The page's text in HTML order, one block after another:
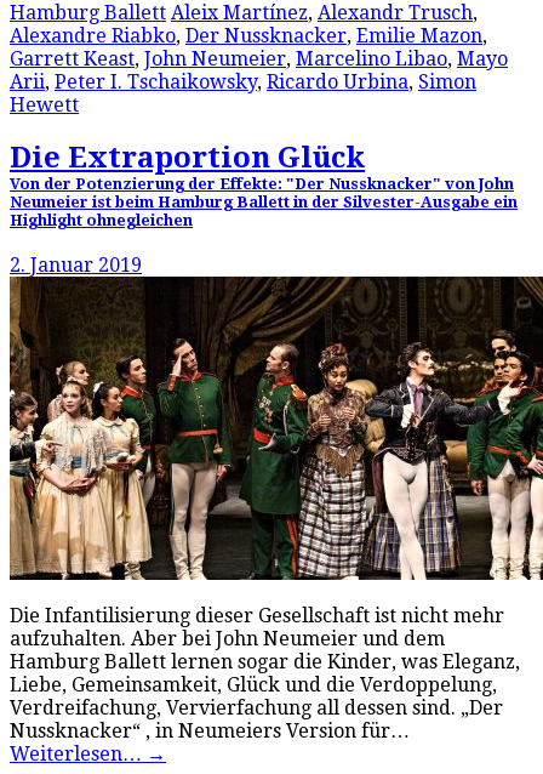
Hamburg Ballett Aleix Martínez, Alexandr Trusch,
Alexandre Riabko, Der Nussknacker, Emilie Mazon,
Garrett Keast, John Neumeier, Marcelino Libao, Mayo
Arii, Peter I. Tschaikowsky, Ricardo Urbina, Simon
Hewett
Die Extraportion Glück
Von der Potenzierung der Effekte: "Der Nussknacker" von John
Neumeier ist beim Hamburg Ballett in der Silvester-Ausgabe ein
Highlight ohnegleichen
2. Januar 2019
Die Infantilisierung dieser Gesellschaft ist nicht mehr
aufzuhalten. Aber bei John Neumeier und dem
Hamburg Ballett lernen sogar die Kinder, was Eleganz,
Liebe, Gemeinsamkeit, Glück und die Verdoppelung,
Verdreifachung, Vervierfachung all dessen sind. „Der
Nussknacker“ , in Neumeiers Version für…
Weiterlesen… →